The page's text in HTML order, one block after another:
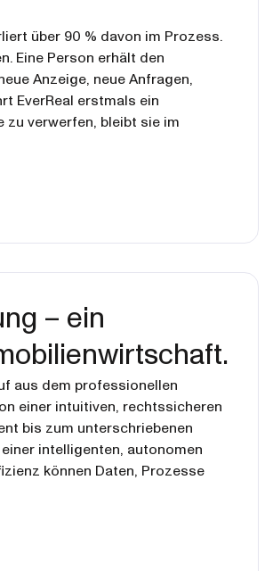
über 90 % davon im Prozess.
Eine Person erhält den
Anzeige, neue Anfragen,
EverReal erstmals ein
zu verwerfen, bleibt sie im
– ein
aus dem professionellen
einer intuitiven, rechtssicheren
bis zum unterschriebenen
intelligenten, autonomen
können Daten, Prozesse